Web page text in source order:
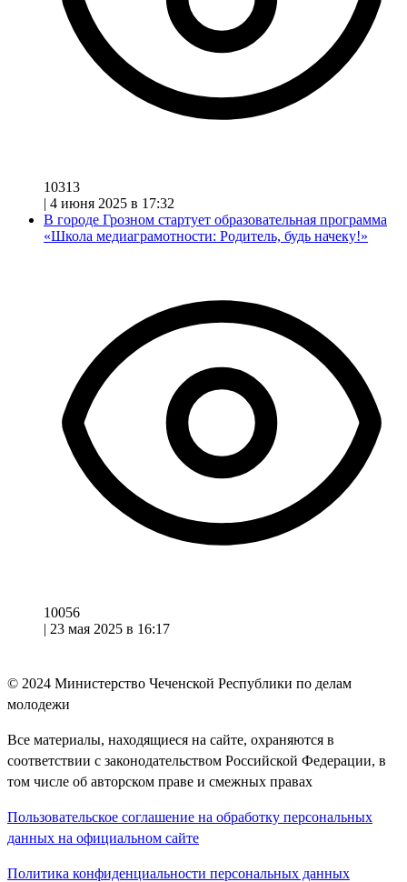
10313
| 4 июня 2025 в 17:32
В городе Грозном стартует образовательная программа
«Школа медиаграмотности: Родитель, будь начеку!»
10056
| 23 мая 2025 в 16:17
© 2024 Министерство Чеченской Республики по делам
молодежи
Все материалы, находящиеся на сайте, охраняются в
соответствии с законодательством Российской Федерации, в
том числе об авторском праве и смежных правах
Пользовательское соглашение на обработку персональных
данных на официальном сайте
Политика конфиденциальности персональных данных